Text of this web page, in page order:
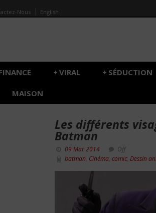
Nous English
VIRAL
+ SÉDUCTION
+
MAISON
Les différents
Batman
09 Mar 2014
Off
batman Cinéma comic, Dessin